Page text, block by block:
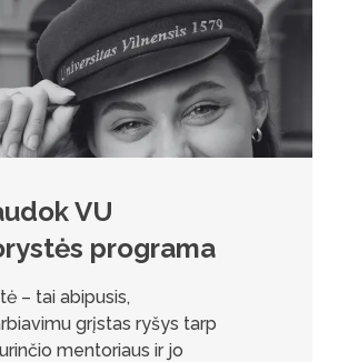
VU
programa
– tai abipusis,
grįstas ryšys tarp
mentoriaus ir jo